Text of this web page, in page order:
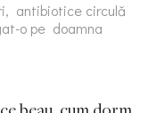
antibiotice circulă
o pe doamna